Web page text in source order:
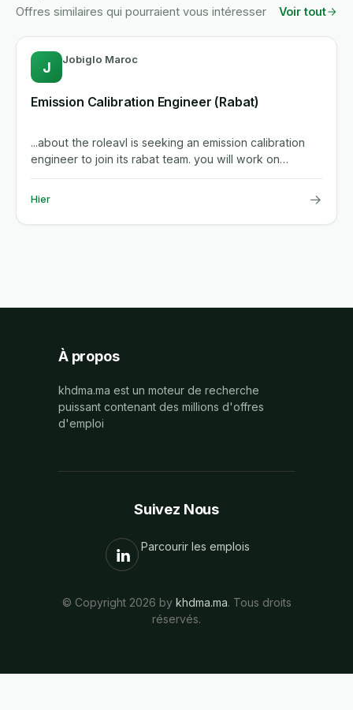
Offres similaires qui pourraient vous intéresser Voir tout
J Jobiglo Maroc
Emission Calibration Engineer (Rabat)
...about the roleavl is seeking an emission calibration
engineer to join its rabat team. you will work on
calibrating...
Hier →
À propos
khdma.ma est un moteur de recherche
puissant contenant des millions d'offres
d'emploi
Suivez Nous
Parcourir les emplois
© Copyright 2026 by khdma.ma. Tous droits
réservés.